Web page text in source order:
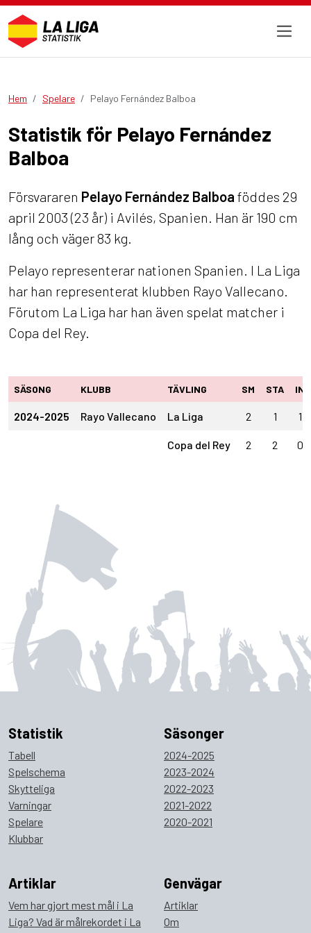
Hem Spelare Pelayo Fernández Balboa
Statistik för Pelayo Fernández
Balboa
Försvararen Pelayo Fernández Balboa föddes 29
april 2003 (23 år) i Avilés, Spanien. Han är 190 cm
lång och väger 83 kg.
Pelayo representerar nationen Spanien. I La Liga
har han representerat klubben Rayo Vallecano.
Förutom La Liga har han även spelat matcher i
Copa del Rey.
SÄSONG KLUBB TÄVLING SM STA IN
2024-2025 Rayo Vallecano La Liga 2 1 1
Copa del Rey 2 2 0
Statistik
Tabell
Spelschema
Skytteliga
Varningar
Spelare
Klubbar
Säsonger
2024-2025
2023-2024
2022-2023
2021-2022
2020-2021
Artiklar
Vem har gjort mest mål i La
Liga? Vad är målrekordet i La
Genvägar
Artiklar
Om